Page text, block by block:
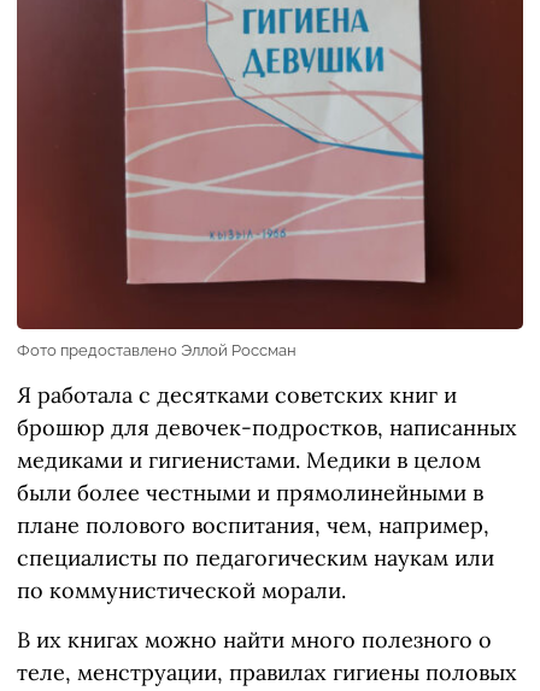
Фото предоставлено Эллой Россман
Я работала с десятками советских книг и
брошюр для девочек-подростков, написанных
медиками и гигиенистами. Медики в целом
были более честными и прямолинейными в
плане полового воспитания, чем, например,
специалисты по педагогическим наукам или
по коммунистической морали.
В их книгах можно найти много полезного о
теле, менструации, правилах гигиены половых